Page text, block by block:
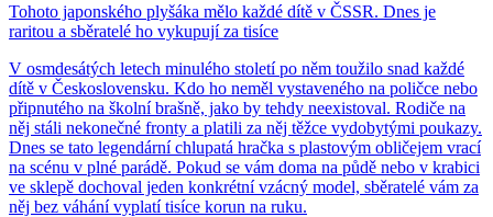
Tohoto japonského plyšáka mělo každé dítě v ČSSR. Dnes je
raritou a sběratelé ho vykupují za tisíce
V osmdesátých letech minulého století po něm toužilo snad každé
dítě v Československu. Kdo ho neměl vystaveného na poličce nebo
připnutého na školní brašně, jako by tehdy neexistoval. Rodiče na
něj stáli nekonečné fronty a platili za něj těžce vydobytými poukazy.
Dnes se tato legendární chlupatá hračka s plastovým obličejem vrací
na scénu v plné parádě. Pokud se vám doma na půdě nebo v krabici
ve sklepě dochoval jeden konkrétní vzácný model, sběratelé vám za
něj bez váhání vyplatí tisíce korun na ruku.